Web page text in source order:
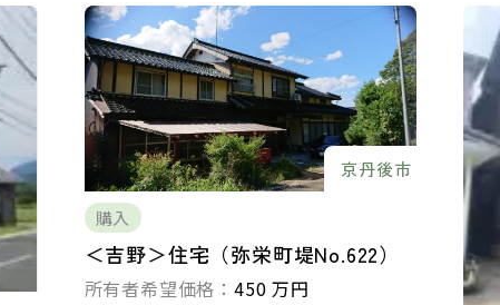
京丹後市
購入
＜吉野＞住宅（弥栄町堤No.622）
所有者希望価格：450 万円